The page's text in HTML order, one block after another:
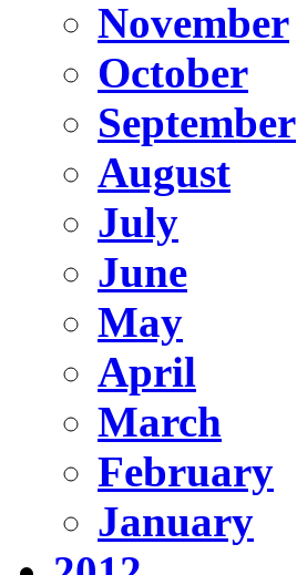
November
October
September
August
July
June
May
April
March
February
January